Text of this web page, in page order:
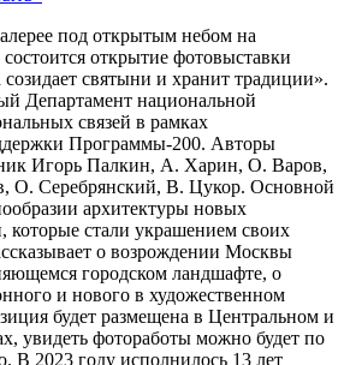
под открытым небом на
состоится открытие фотовыставки
святыни и хранит традиции».
Департамент национальной
связей в рамках
Программы-200. Авторы
Игорь Палкин, А. Харин, О. Варов,
О. Серебрянский, В. Цукор. Основной
архитектуры новых
которые стали украшением своих
о возрождении Москвы
городском ландшафте, о
и нового в художественном
будет размещена в Центральном и
увидеть фотоработы можно будет по
В 2023 году исполнилось 13 лет